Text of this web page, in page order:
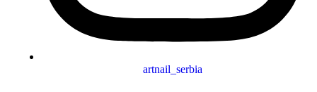
artnail_serbia